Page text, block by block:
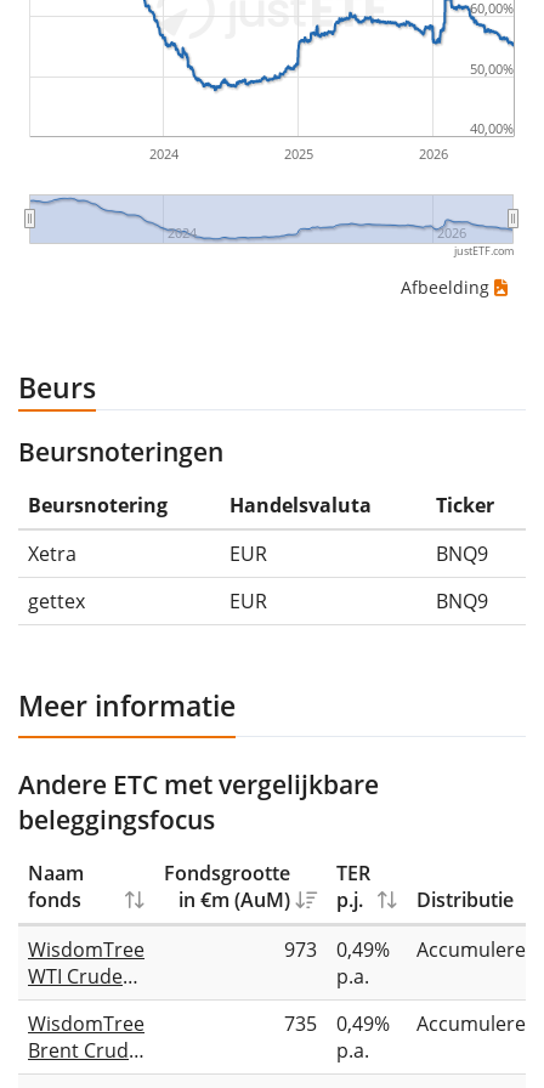
would be (5€ - 10€)/10€ = -50%.
ETF-rendementen zijn inclusief dividenduitkeringen
2024 2025 2026
2024 2026
40,00%
50,00%
60,00%
justETF.com
Afbeelding
Beurs
Beursnoteringen
Beursnotering Handelsvaluta
Ticker
Xetra
EUR
BNQ9
gettex
EUR BNQ9
Meer informatie
Andere ETC met vergelijkbare
beleggingsfocus
Naam
fonds
Fondsgrootte
in €m (AuM)
TER
p.j.
Distributie
WisdomTree
WTI Crude
Oil
973
0,49%
p.a.
WisdomTree
Brent Crude
Oil
735
0,49%
p.a.